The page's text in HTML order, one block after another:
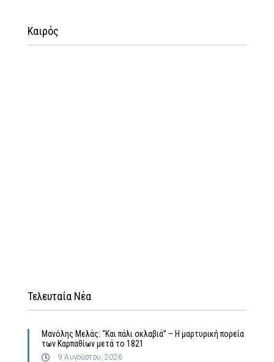
Καιρός
Τελευταία Νέα
Μανόλης Μελάς: “Και πάλι σκλαβιά” – Η μαρτυρική πορεία
των Καρπαθίων μετά το 1821
9 Αυγούστου, 2026